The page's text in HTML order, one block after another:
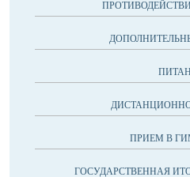
ПРИЕМ В
ГОСУДАРСТВЕННАЯ